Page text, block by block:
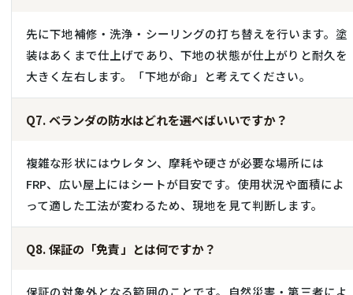
先に下地補修・洗浄・シーリングの打ち替えを行います。塗
装はあくまで仕上げであり、下地の状態が仕上がりと耐久を
大きく左右します。「下地が命」と考えてください。
Q7. ベランダの防水はどれを選べばいいですか？
複雑な形状にはウレタン、摩耗や硬さが必要な場所には
FRP、広い屋上にはシートが目安です。使用状況や面積によ
って適した工法が変わるため、現地を見て判断します。
Q8. 保証の「免責」とは何ですか？
保証の対象外となる範囲のことです。自然災害・第三者によ